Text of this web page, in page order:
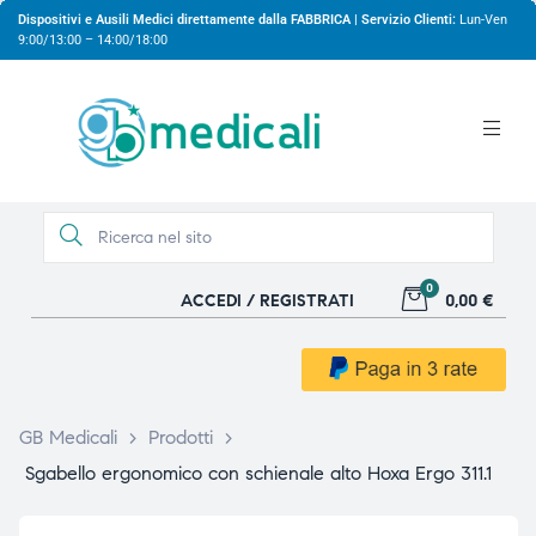
Dispositivi e Ausili Medici direttamente dalla FABBRICA | Servizio Clienti: Lun-Ven
9:00/13:00 – 14:00/18:00
ACCEDI / REGISTRATI
0
0,00 €
GB Medicali > Prodotti
>
Sgabello ergonomico con schienale alto Hoxa Ergo 311.1